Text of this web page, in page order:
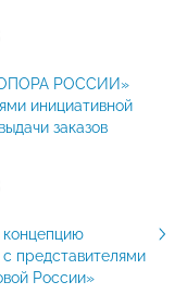
РОССИИ»
инициативной
заказов
с представителями
России»